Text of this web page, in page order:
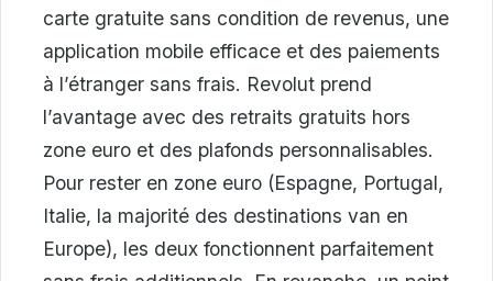
carte gratuite sans condition de revenus, une
application mobile efficace et des paiements
à l’étranger sans frais. Revolut prend
l’avantage avec des retraits gratuits hors
zone euro et des plafonds personnalisables.
Pour rester en zone euro (Espagne, Portugal,
Italie, la majorité des destinations van en
Europe), les deux fonctionnent parfaitement